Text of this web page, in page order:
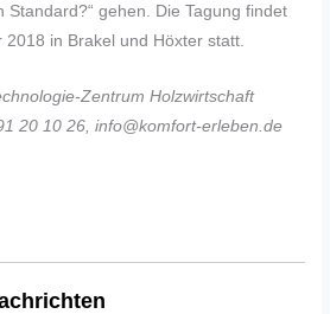
Standard?“ gehen. Die Tagung findet
in Brakel und Höxter statt.
Zentrum Holzwirtschaft
20 10 26, info@komfort-erleben.de